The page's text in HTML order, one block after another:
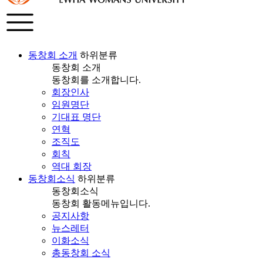
동창회 소개 하위분류
동창회 소개
동창회를 소개합니다.
회장인사
임원명단
기대표 명단
연혁
조직도
회칙
역대 회장
동창회소식 하위분류
동창회소식
동창회 활동메뉴입니다.
공지사항
뉴스레터
이화소식
총동창회 소식